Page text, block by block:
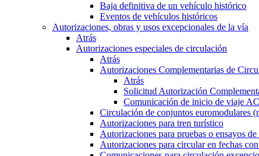
Baja definitiva de un vehículo histórico
Eventos de vehículos históricos
Autorizaciones, obras y usos excepcionales de la vía
Atrás
Autorizaciones especiales de circulación
Atrás
Autorizaciones Complementarias de
Atrás
Solicitud Autorización
Comunicación de inicio de viaje
Circulación de conjuntos euromodulares
Autorizaciones para tren turístico
Autorizaciones para pruebas o ensayos
Autorizaciones para circular en fechas